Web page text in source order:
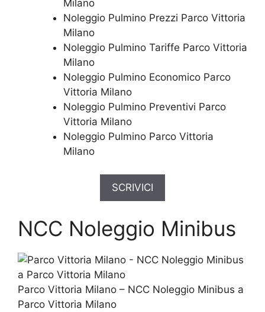
Milano
Noleggio Pulmino Prezzi Parco Vittoria
Milano
Noleggio Pulmino Tariffe Parco Vittoria
Milano
Noleggio Pulmino Economico Parco
Vittoria Milano
Noleggio Pulmino Preventivi Parco
Vittoria Milano
Noleggio Pulmino Parco Vittoria
Milano
SCRIVICI
NCC Noleggio Minibus
Parco Vittoria Milano – NCC Noleggio Minibus a
Parco Vittoria Milano